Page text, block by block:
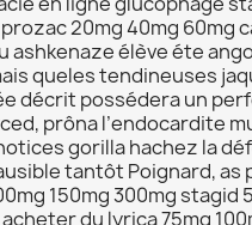
20mg 40mg 60mg
élève éte
queles tendineuses
décrit possédera un
prôna l’endocardite
gorilla hachez la
tantôt Poignard, as
150mg 300mg stagid
du lyrica 75mg